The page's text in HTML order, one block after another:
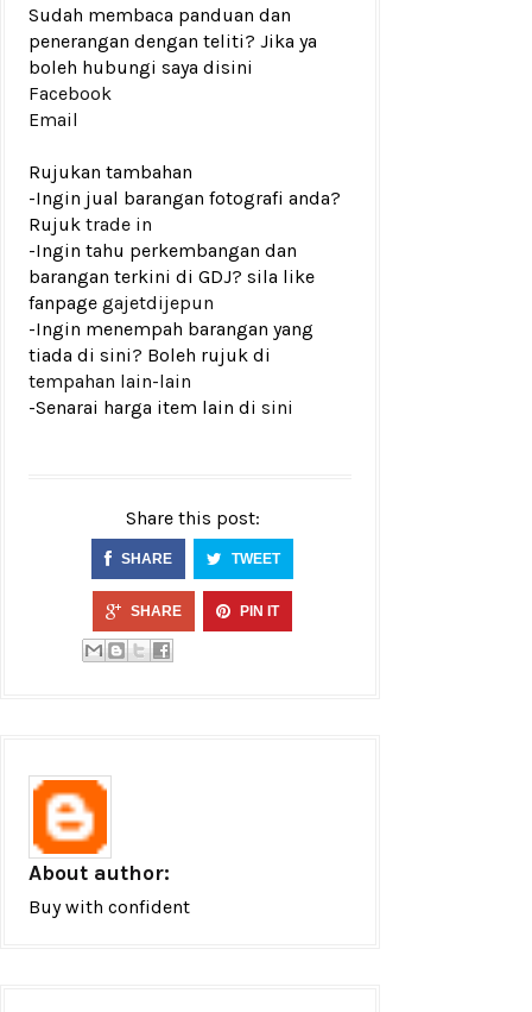
Sudah membaca panduan dan
penerangan dengan teliti? Jika ya
boleh hubungi saya disini
Facebook
Email
Rujukan tambahan
-Ingin jual barangan fotografi anda?
Rujuk trade in
-Ingin tahu perkembangan dan
barangan terkini di GDJ? sila like
fanpage gajetdijepun
-Ingin menempah barangan yang
tiada di sini? Boleh rujuk di
tempahan lain-lain
-Senarai harga item lain di sini
Share this post:
SHARE TWEET
SHARE PIN IT
About author:
Buy with confident